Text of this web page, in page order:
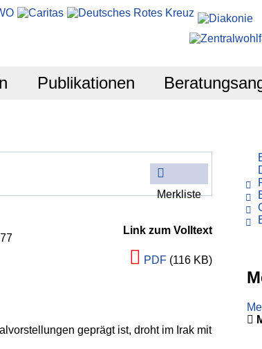
Publikationen
Merkliste
Link zum Volltext
PDF (116 KB)
geprägt ist, droht im Irak mit